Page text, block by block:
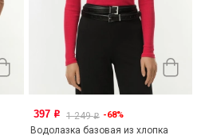
397 o 1 249o -68%
Водолазка базовая из хлопка